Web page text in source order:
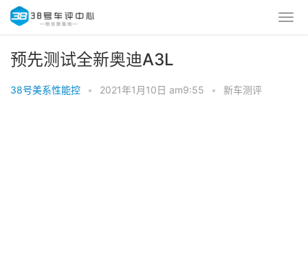
预先测试全新奥迪A3L
38号美系性能控 • 2021年1月10日 am9:55 • 新车测评